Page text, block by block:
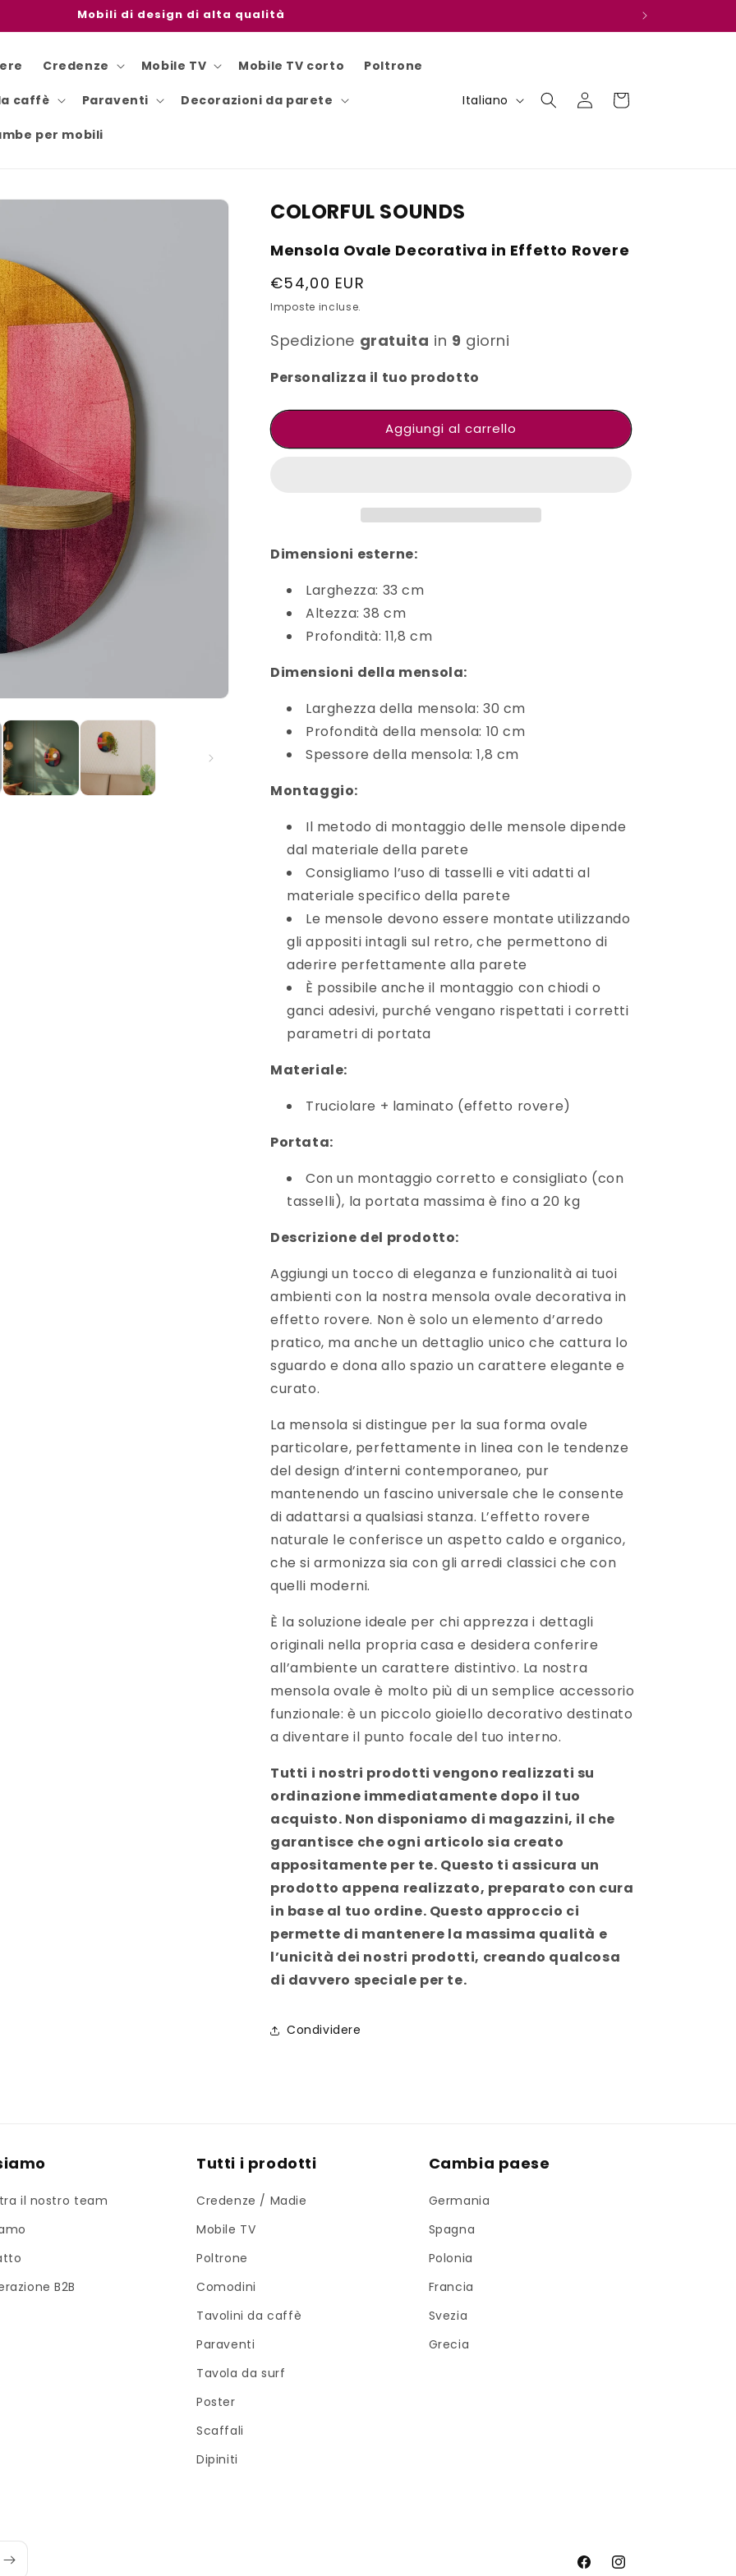
Mobili di design di alta qualità
Credenze Mobile TV Mobile TV corto Poltrone
caffè Paraventi Decorazioni da parete
per mobili
u
a
Italiano Accedi Carrello
COLORFUL SOUNDS
Mensola Ovale Decorativa in Effetto Rovere
Prezzo
di
€54,00 EUR
Imposte incluse.
Spedizione gratuita in 9 giorni
Personalizza il tuo prodotto
Aggiungi al carrello
Dimensioni esterne:
Larghezza: 33 cm
Altezza: 38 cm
Profondità: 11,8 cm
Dimensioni della mensola:
Larghezza della mensola: 30 cm
Profondità della mensola: 10 cm
Spessore della mensola: 1,8 cm
Montaggio:
Il metodo di montaggio delle mensole dipende
dal materiale della parete
Consigliamo l’uso di tasselli e viti adatti al
materiale specifico della parete
Le mensole devono essere montate utilizzando
gli appositi intagli sul retro, che permettono di
aderire perfettamente alla parete
È possibile anche il montaggio con chiodi o
ganci adesivi, purché vengano rispettati i corretti
parametri di portata
Materiale:
Truciolare + laminato (effetto rovere)
Portata:
Con un montaggio corretto e consigliato (con
tasselli), la portata massima è fino a 20 kg
Descrizione del prodotto:
Aggiungi un tocco di eleganza e funzionalità ai tuoi
ambienti con la nostra mensola ovale decorativa in
effetto rovere. Non è solo un elemento d’arredo
pratico, ma anche un dettaglio unico che cattura lo
sguardo e dona allo spazio un carattere elegante e
curato.
La mensola si distingue per la sua forma ovale
particolare, perfettamente in linea con le tendenze
del design d’interni contemporaneo, pur
mantenendo un fascino universale che le consente
di adattarsi a qualsiasi stanza. L’effetto rovere
naturale le conferisce un aspetto caldo e organico,
che si armonizza sia con gli arredi classici che con
quelli moderni.
È la soluzione ideale per chi apprezza i dettagli
originali nella propria casa e desidera conferire
all’ambiente un carattere distintivo. La nostra
mensola ovale è molto più di un semplice accessorio
funzionale: è un piccolo gioiello decorativo destinato
a diventare il punto focale del tuo interno.
Tutti i nostri prodotti vengono realizzati su
ordinazione immediatamente dopo il tuo
acquisto. Non disponiamo di magazzini, il che
garantisce che ogni articolo sia creato
appositamente per te. Questo ti assicura un
prodotto appena realizzato, preparato con cura
in base al tuo ordine. Questo approccio ci
permette di mantenere la massima qualità e
l’unicità dei nostri prodotti, creando qualcosa
di davvero speciale per te.
Condividere
il nostro team
B2B
Tutti i prodotti
Credenze / Madie
Mobile TV
Poltrone
Comodini
Tavolini da caffè
Paraventi
Tavola da surf
Poster
Scaffali
Dipiniti
Cambia paese
Germania
Spagna
Polonia
Francia
Svezia
Grecia
FacebookInstagram